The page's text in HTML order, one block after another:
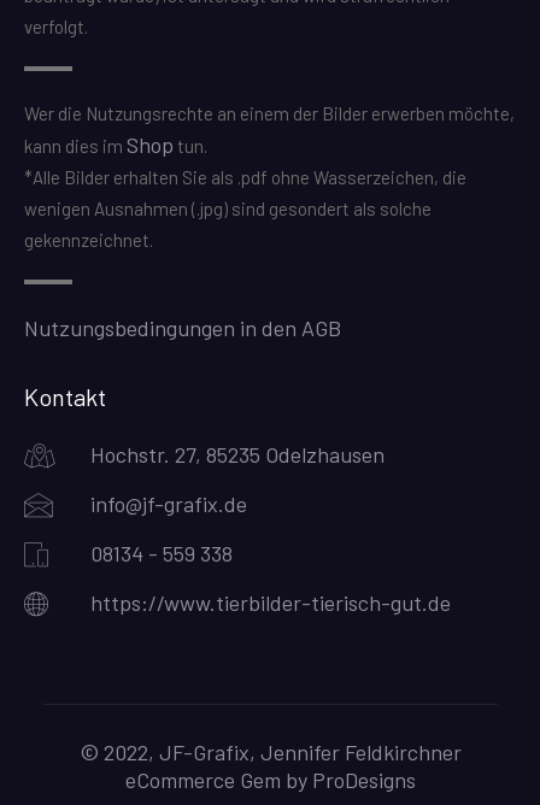
verfolgt.
Wer die Nutzungsrechte an einem der Bilder erwerben möchte,
kann dies im Shop tun.
*Alle Bilder erhalten Sie als .pdf ohne Wasserzeichen, die
wenigen Ausnahmen (.jpg) sind gesondert als solche
gekennzeichnet.
Nutzungsbedingungen in den AGB
Kontakt
Hochstr. 27, 85235 Odelzhausen
info@jf-grafix.de
08134 - 559 338
https://www.tierbilder-tierisch-gut.de
© 2022, JF-Grafix, Jennifer Feldkirchner
eCommerce Gem by ProDesigns